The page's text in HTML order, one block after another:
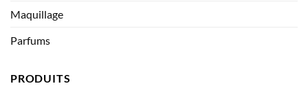
Maquillage
Parfums
PRODUITS